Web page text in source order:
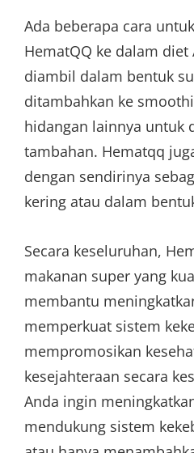
Ada beberapa cara
HematQQ ke dalam
diambil dalam bentuk
ditambahkan ke
hidangan lainnya untuk
tambahan. Hematqq
dengan sendirinya
kering atau dalam
Secara keseluruhan,
makanan super yang
membantu
memperkuat sistem
mempromosikan
kesejahteraan secara
Anda ingin
mendukung sistem